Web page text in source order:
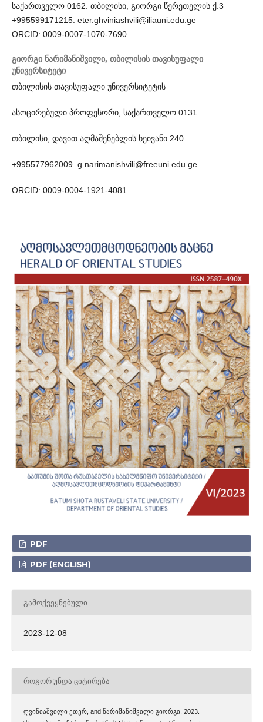
საქართველო 0162. თბილისი, გიორგი წერეთელის ქ.3
+995599171215. eter.ghviniashvili@iliauni.edu.ge
ORCID: 0009-0007-1070-7690
გიორგი ნარიმანიშვილი, თბილისის თავისუფალი
უნივერსიტეტი
თბილისის თავისუფალი უნივერსიტეტის
ასოცირებული პროფესორი, საქართველო 0131.
თბილისი, დავით აღმაშენებლის ხეივანი 240.
+995577962009. g.narimanishvili@freeuni.edu.ge
ORCID: 0009-0004-1921-4081
PDF
PDF (ENGLISH)
ᲒᲐᲛᲝᲥᲕᲔᲧᲜᲔᲑᲣᲚᲘ
2023-12-08
ᲠᲝᲒᲝᲠ ᲣᲜᲓᲐ ᲪᲘᲢᲘᲠᲔᲑᲐ
ღვინიაშვილი ეთერ, and ნარიმანიშვილი გიორგი. 2023.